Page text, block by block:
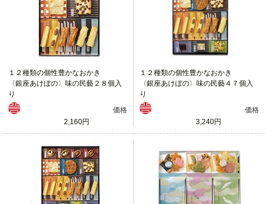
１２種類の個性豊かなおかき
〈銀座あけぼの〉味の民藝２８個入
り
価格
2,160円
１２種類の個性豊かなおかき
〈銀座あけぼの〉味の民藝４７個入
り
価格
3,240円